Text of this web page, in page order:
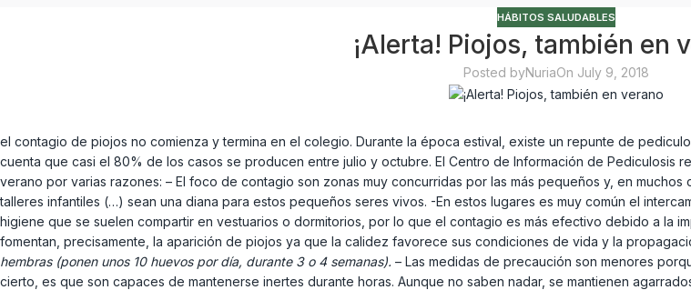
HÁBITOS SALUDABLES
¡Alerta! Piojos, también en
Posted byNuriaOn July 9, 2018
el contagio de piojos no comienza y termina en el colegio. Durante la época estival, existe un repunte de
cuenta que casi el 80% de los casos se producen entre julio y octubre. El Centro de Información de Pediculosis
verano por varias razones: – El foco de contagio son zonas muy concurridas por las más pequeños y, en muchos
talleres infantiles (…) sean una diana para estos pequeños seres vivos. -En estos lugares es muy común el
higiene que se suelen compartir en vestuarios o dormitorios, por lo que el contagio es más efectivo debido a la
fomentan, precisamente, la aparición de piojos ya que la calidez favorece sus condiciones de vida y la
hembras (ponen unos 10 huevos por día, durante 3 o 4 semanas). – Las medidas de precaución son menores
cierto, es que son capaces de mantenerse inertes durante horas. Aunque no saben nadar, se mantienen